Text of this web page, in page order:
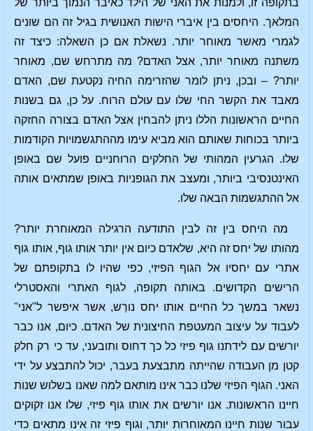
המלאך. היחסים בין איברי הישות האנושית בגיל זה הם שונים
לגמרי מאשר מאוחר יותר. נשאלת אם כן השאלה: כיצד זה
משתנה מאוחר יותר, אצל האדם? מה מתרחש שם, מאוחר
יותר? – ובכן, ניתן לומר שהזרימה החיה נקטעת שם, האדם
מאבד את הקשר החי שלו עם עולם הרוח. על כן, גם בשנות
החיים הראשונות הללו ניתן להבחין אצל האדם בצורה החזקה
ביותר בכוחות שאותם הוא מביא עימו מההתגשמויות הקודמות
שלו. הגרעין המהותי של החלקים הרוחניים פועל שם באופן
האינטנסיבי ביותר, ומעצב את הגופניות באופן שמתאים אותה
אל ההתגשמות הבאה שלו.
מה היחס בין זה לבין התודעה הרגילה המאוחרת יותר?
מהותו של יחס זה היא, שלאדם כיום אין יותר אותו גוף, אותו גוף
אתרי עם יחסיו אל הגוף הפיזי, כפי שהיו לו בתקופתם של
הרישים הקדושים. באותה תקופה, לגוף האתרי והאסטרלי
נשאר במשך כל החיים אותו יחס נורַש, אשר איפשר ל"אני"
לעבוד על עיצוב המעטפת החיצונית של האדם. כיום, אנו כבר
יורשים עם לידתנו גוף פיזי כל כך דחוס ותובעני, עד כי רק חלק
קטן מן העבודה שהייתה מתבצעת בעבר, יכול להתבצע על ידי
האני. הגוף הפיזי שלנו כבר אינו מותאם למה שאנו בשלוש שנות
חיינו הראשונות. אנו יורשים את אותו גוף פיזי, שלו אנו זקוקים
עבור שנות חיינו המאוחרות יותר, וגוף פיזי זה אינו מתאים כדי